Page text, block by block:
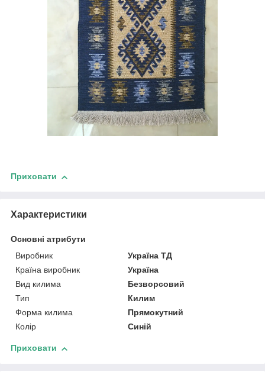
Приховати
Характеристики
Основні атрибути
Виробник
Україна ТД
Країна виробник
Україна
Вид килима
Безворсовий
Тип
Килим
Форма килима
Прямокутний
Колір
Синій
Приховати